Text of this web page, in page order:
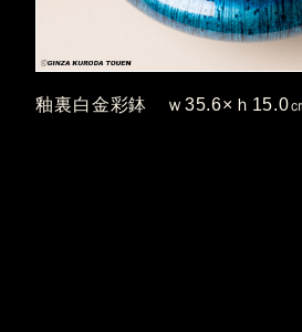
釉裏白金彩鉢 ｗ35.6×ｈ15.0